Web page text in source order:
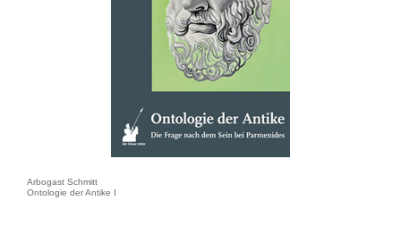
Arbogast Schmitt
Ontologie der Antike I